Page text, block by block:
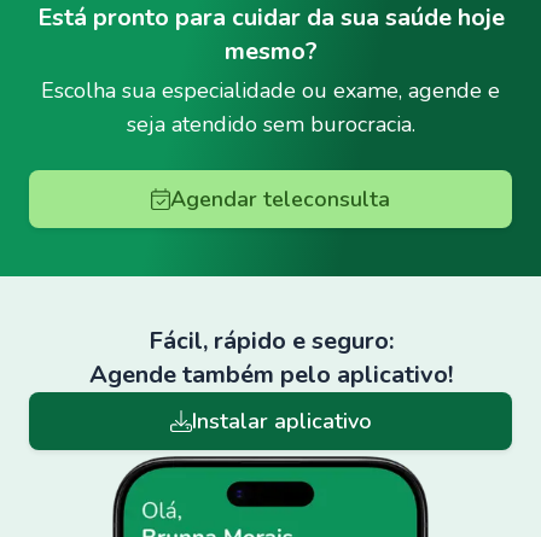
Está pronto para cuidar da sua saúde hoje
mesmo?
Escolha sua especialidade ou exame, agende e
seja atendido sem burocracia.
Agendar teleconsulta
Fácil, rápido e seguro:
Agende também pelo aplicativo!
Instalar aplicativo